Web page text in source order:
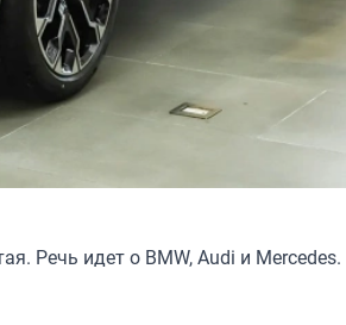
Речь идет о BMW, Audi и